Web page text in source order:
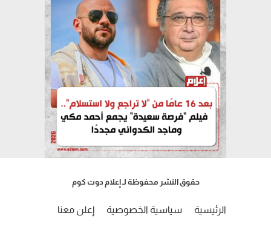
حقوق النشر محفوظة لـ إعلام دوت كوم
الرئيسية سياسية الخصوصية إعلن معنا